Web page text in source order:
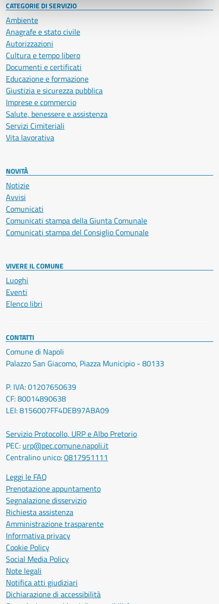
CATEGORIE DI SERVIZIO
Ambiente
Anagrafe e stato civile
Autorizzazioni
Cultura e tempo libero
Documenti e certificati
Educazione e formazione
Giustizia e sicurezza pubblica
Imprese e commercio
Salute, benessere e assistenza
Servizi Cimiteriali
Vita lavorativa
NOVITÀ
Notizie
Avvisi
Comunicati
Comunicati stampa della Giunta Comunale
Comunicati stampa del Consiglio Comunale
VIVERE IL COMUNE
Luoghi
Eventi
Elenco libri
CONTATTI
Comune di Napoli
Palazzo San Giacomo, Piazza Municipio - 80133
P. IVA: 01207650639
CF: 80014890638
LEI: 8156007FF4DEB97ABA09
Servizio Protocollo, URP e Albo Pretorio
PEC: urp@pec.comune.napoli.it
Centralino unico:0817951111
Leggi le FAQ
Prenotazione appuntamento
Segnalazione disservizio
Richiesta assistenza
Amministrazione trasparente
Informativa privacy
Cookie Policy
Social Media Policy
Note legali
Notifica atti giudiziari
Dichiarazione di accessibilità